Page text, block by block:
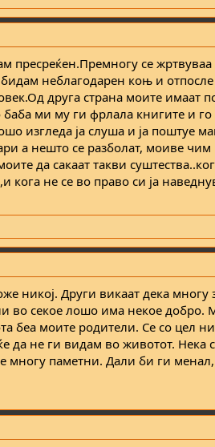
пресреќен.Премногу се жртвуваа
неблагодарен коњ и
друга страна моите имаат
ми му ги фрлала книгите и го
изгледа ја слуша и ја поштуе
а нешто се разболат, моиве чим
да сакаат такви
кога не се во право си ја
никој. Други викаат дека многу
во секое лошо има некое добро.
беа моите родители. Се со цел
да не ги видам во животот. Нека
многу паметни. Дали би ги